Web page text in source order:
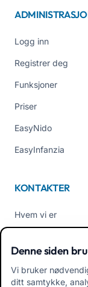
Logg inn
Registrer deg
Funksjoner
Priser
EasyNido
EasyInfanzia
KONTAKTER
Hvem vi er
Tel +39 02
Denne siden
Vi bruker
ditt samtykke,